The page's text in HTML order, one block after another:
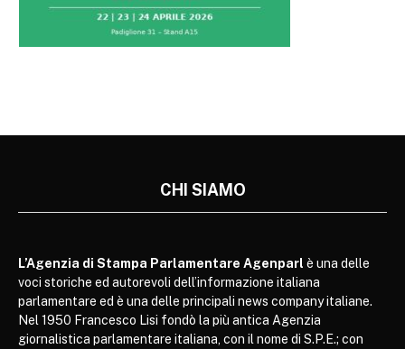
CHI SIAMO
L’Agenzia di Stampa Parlamentare Agenparl è una delle
voci storiche ed autorevoli dell’informazione italiana
parlamentare ed è una delle principali news company italiane.
Nel 1950 Francesco Lisi fondò la più antica Agenzia
giornalistica parlamentare italiana, con il nome di S.P.E.; con